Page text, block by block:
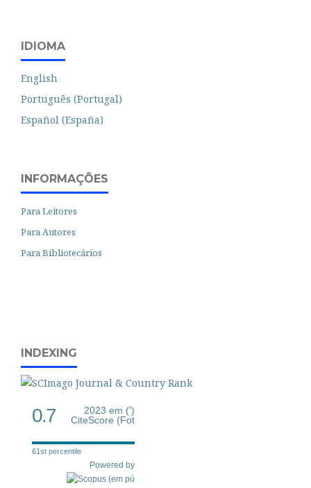
IDIOMA
English
Português (Portugal)
Español (España)
INFORMAÇÕES
Para Leitores
Para Autores
Para Bibliotecários
INDEXING
0.7
2023 em (')
CiteScore (Fot
61st percentile
Powered by